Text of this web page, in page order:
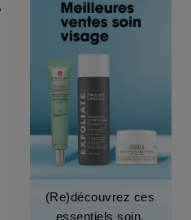
(Re)découvrez ces
essentiels soin.